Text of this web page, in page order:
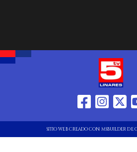
SITIO WEB CREADO CON MSBUILDER DE